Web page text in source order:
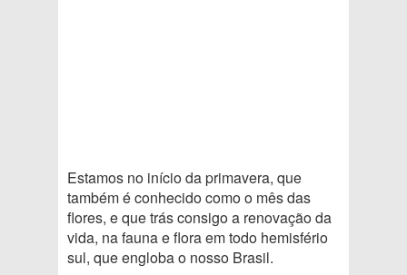
Estamos no início da primavera, que
também é conhecido como o mês das
flores, e que trás consigo a renovação da
vida, na fauna e flora em todo hemisfério
sul, que engloba o nosso Brasil.